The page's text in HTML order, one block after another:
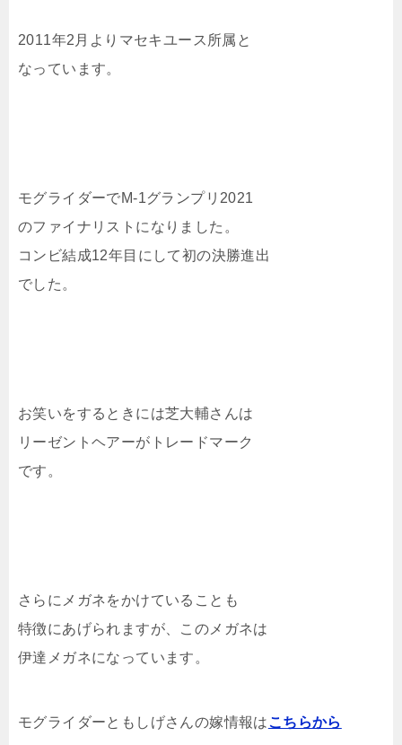
2011年2月よりマセキユース所属と
なっています。
モグライダーでM-1グランプリ2021
のファイナリストになりました。
コンビ結成12年目にして初の決勝進出
でした。
お笑いをするときには芝大輔さんは
リーゼントヘアーがトレードマーク
です。
さらにメガネをかけていることも
特徴にあげられますが、このメガネは
伊達メガネになっています。
モグライダーともしげさんの嫁情報はこちらから